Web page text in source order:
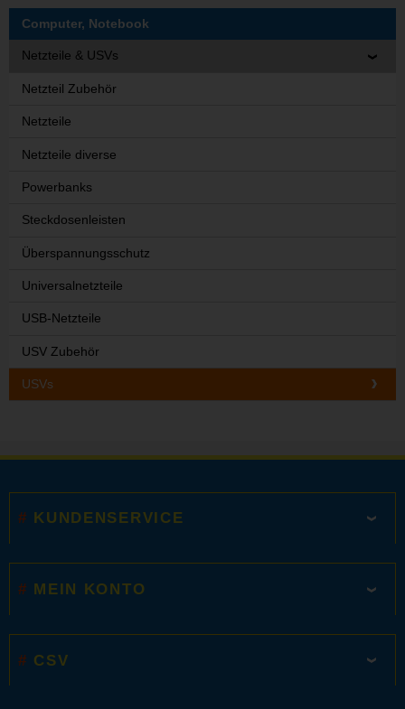
Computer, Notebook
Netzteile & USVs
Netzteil Zubehör
Netzteile
Netzteile diverse
Powerbanks
Steckdosenleisten
Überspannungsschutz
Universalnetzteile
USB-Netzteile
USV Zubehör
USVs
KUNDENSERVICE
MEIN KONTO
CSV